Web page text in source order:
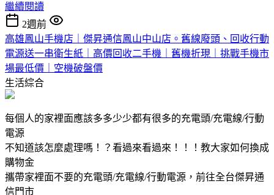
繼續閱讀
2週前
高雄鳳山手機店｜傑昇通信鳳山中山店。舊線廢頭、回收行動
電源送一串衛生紙｜高價回收二手機｜舊機折現｜挑戰手機市
場最低價｜空機破盤價
生活綜合
每個人的家裡面應該多多少少都有很多的充電頭/充電線/行動
電源
不知道該怎麼處理嗎！？看過來看過來！！！教大家如何換成
購物金
攜帶家裡面不要的充電頭/充電線/行動電源，前往全台傑昇通
信門市